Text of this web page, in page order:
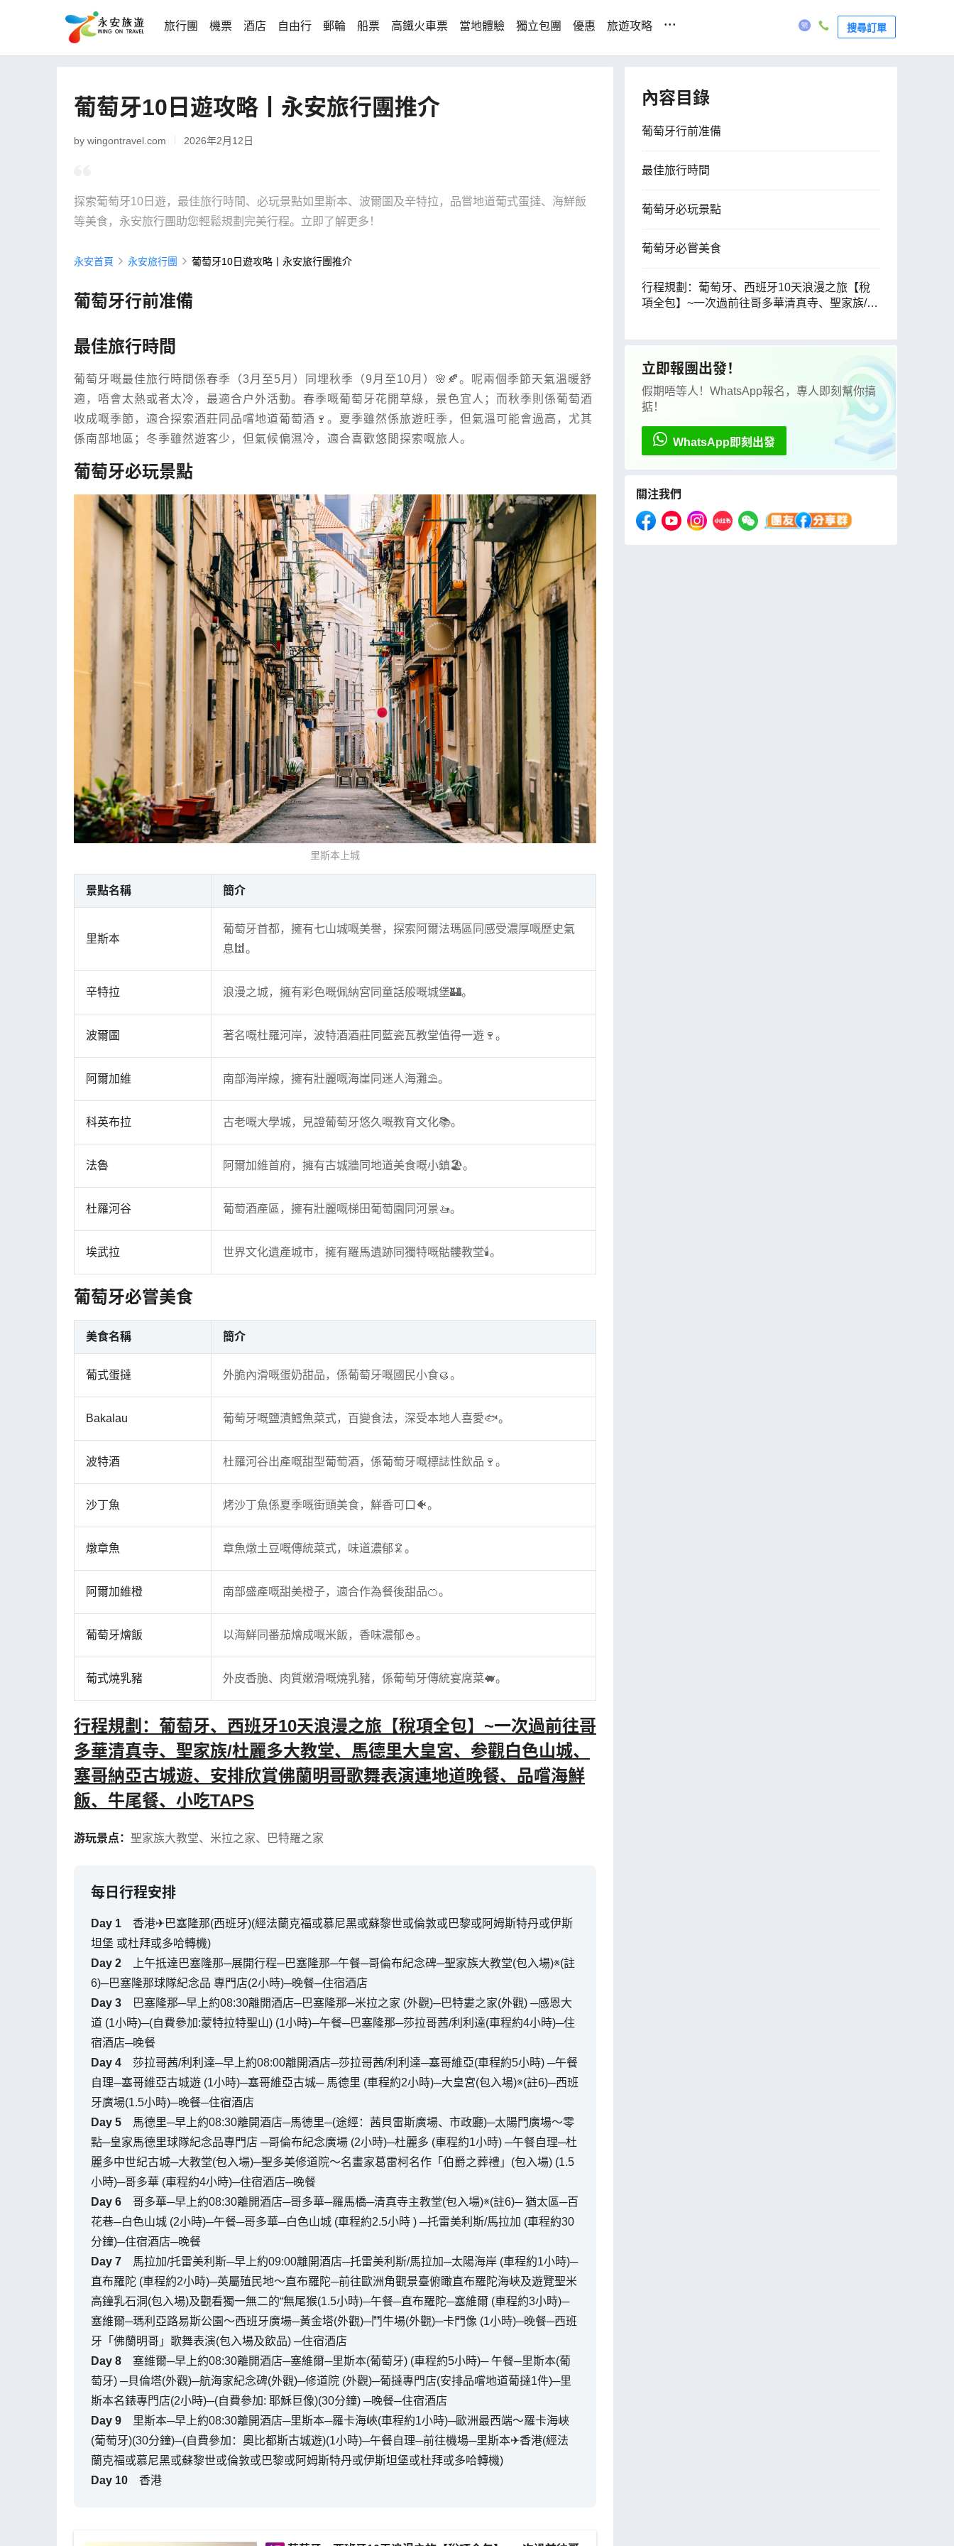
旅行團 機票 酒店 自由行 郵輪 船票 高鐵火車票 當地體驗 獨立包團 優惠 旅遊攻略 ... 搜尋訂單
葡萄牙10日遊攻略丨永安旅行團推介
by wingontravel.com 2026年2月12日
探索葡萄牙10日遊，最佳旅行時間、必玩景點如里斯本、波爾圖及辛特拉，品嘗地道葡式蛋撻、海鮮飯
等美食，永安旅行團助您輕鬆規劃完美行程。立即了解更多！
永安首頁 永安旅行團 葡萄牙10日遊攻略丨永安旅行團推介
葡萄牙行前准備
最佳旅行時間
葡萄牙嘅最佳旅行時間係春季（3月至5月）同埋秋季（9月至10月）🌸🍂。呢兩個季節天氣溫暖舒
適，唔會太熱或者太冷，最適合戶外活動。春季嘅葡萄牙花開草綠，景色宜人；而秋季則係葡萄酒
收成嘅季節，適合探索酒莊同品嚐地道葡萄酒🍷。夏季雖然係旅遊旺季，但氣溫可能會過高，尤其
係南部地區；冬季雖然遊客少，但氣候偏濕冷，適合喜歡悠閒探索嘅旅人。
葡萄牙必玩景點
里斯本上城
景點名稱 簡介
里斯本
葡萄牙首都，擁有七山城嘅美譽，探索阿爾法瑪區同感受濃厚嘅歷史氣
息🕍。
辛特拉 浪漫之城，擁有彩色嘅佩納宮同童話般嘅城堡🏰。
波爾圖 著名嘅杜羅河岸，波特酒酒莊同藍瓷瓦教堂值得一遊🍷。
阿爾加維 南部海岸線，擁有壯麗嘅海崖同迷人海灘⛱️。
科英布拉 古老嘅大學城，見證葡萄牙悠久嘅教育文化📚。
法魯 阿爾加維首府，擁有古城牆同地道美食嘅小鎮🏖️。
杜羅河谷 葡萄酒產區，擁有壯麗嘅梯田葡萄園同河景🚤。
埃武拉 世界文化遺產城市，擁有羅馬遺跡同獨特嘅骷髏教堂🕯️。
葡萄牙必嘗美食
美食名稱 簡介
葡式蛋撻 外脆內滑嘅蛋奶甜品，係葡萄牙嘅國民小食🥮。
Bakalau 葡萄牙嘅鹽漬鱈魚菜式，百變食法，深受本地人喜愛🐟。
波特酒 杜羅河谷出產嘅甜型葡萄酒，係葡萄牙嘅標誌性飲品🍷。
沙丁魚 烤沙丁魚係夏季嘅街頭美食，鮮香可口🐠。
燉章魚 章魚燉土豆嘅傳統菜式，味道濃郁🦑。
阿爾加維橙 南部盛產嘅甜美橙子，適合作為餐後甜品🍊。
葡萄牙燴飯 以海鮮同番茄燴成嘅米飯，香味濃郁🍚。
葡式燒乳豬 外皮香脆、肉質嫩滑嘅燒乳豬，係葡萄牙傳統宴席菜🐖。
行程規劃：葡萄牙、西班牙10天浪漫之旅【稅項全包】~一次過前往哥
多華清真寺、聖家族/杜麗多大教堂、馬德里大皇宮、参觀白色山城、
塞哥納亞古城遊、安排欣賞佛蘭明哥歌舞表演連地道晚餐、品嚐海鮮
飯、牛尾餐、小吃TAPS
游玩景点： 聖家族大教堂、 米拉之家、 巴特羅之家
每日行程安排
Day 1
香港✈巴塞隆那(西班牙)(經法蘭克福或慕尼黑或蘇黎世或倫敦或巴黎或阿姆斯特丹或伊斯
坦堡 或杜拜或多哈轉機)
Day 2
上午抵達巴塞隆那─展開行程─巴塞隆那─午餐─哥倫布紀念碑─聖家族大教堂(包入場)※(註
6)─巴塞隆那球隊紀念品 專門店(2小時)─晚餐─住宿酒店
Day 3
巴塞隆那─早上約08:30離開酒店─巴塞隆那─米拉之家 (外觀)─巴特婁之家(外觀) ─感恩大
道 (1小時)─(自費參加:蒙特拉特聖山) (1小時)─午餐─巴塞隆那─莎拉哥茜/利利達(車程約4小時)─住
宿酒店─晚餐
Day 4
莎拉哥茜/利利達─早上約08:00離開酒店─莎拉哥茜/利利達─塞哥維亞(車程約5小時) ─午餐
自理─塞哥維亞古城遊 (1小時)─塞哥維亞古城─ 馬德里 (車程約2小時)─大皇宮(包入場)※(註6)─西班
牙廣場(1.5小時)─晚餐─住宿酒店
Day 5
馬德里─早上約08:30離開酒店─馬德里─(途經：茜貝雷斯廣場、市政廳)─太陽門廣場～零
點─皇家馬德里球隊紀念品專門店 ─哥倫布紀念廣場 (2小時)─杜麗多 (車程約1小時) ─午餐自理─杜
麗多中世紀古城─大教堂(包入場)─聖多美修道院～名畫家葛雷柯名作「伯爵之葬禮」(包入場) (1.5
小時)─哥多華 (車程約4小時)─住宿酒店─晚餐
Day 6
哥多華─早上約08:30離開酒店─哥多華─羅馬橋─清真寺主教堂(包入場)※(註6)─ 猶太區─百
花巷─白色山城 (2小時)─午餐─哥多華─白色山城 (車程約2.5小時 ) ─托雷美利斯/馬拉加 (車程約30
分鐘)─住宿酒店─晚餐
Day 7
馬拉加/托雷美利斯─早上約09:00離開酒店─托雷美利斯/馬拉加─太陽海岸 (車程約1小時)─
直布羅陀 (車程約2小時)─英屬殖民地～直布羅陀─前往歐洲角觀景臺俯瞰直布羅陀海峽及遊覽聖米
高鐘乳石洞(包入場)及觀看獨一無二的“無尾猴(1.5小時)─午餐─直布羅陀─塞維爾 (車程約3小時)─
塞維爾─瑪利亞路易斯公園～西班牙廣場─黃金塔(外觀)─鬥牛場(外觀)─卡門像 (1小時)─晚餐─西班
牙「佛蘭明哥」歌舞表演(包入場及飲品) ─住宿酒店
Day 8
塞維爾─早上約08:30離開酒店─塞維爾─里斯本(葡萄牙) (車程約5小時)─ 午餐─里斯本(葡
萄牙) ─貝倫塔(外觀)─航海家紀念碑(外觀)─修道院 (外觀)─葡撻專門店(安排品嚐地道葡撻1件)─里
斯本名錶專門店(2小時)─(自費參加: 耶穌巨像)(30分鐘) ─晚餐─住宿酒店
Day 9
里斯本─早上約08:30離開酒店─里斯本─羅卡海峽(車程約1小時)─歐洲最西端～羅卡海峽
(葡萄牙)(30分鐘)─(自費參加：奧比都斯古城遊)(1小時)─午餐自理─前往機場─里斯本✈香港(經法
蘭克福或慕尼黑或蘇黎世或倫敦或巴黎或阿姆斯特丹或伊斯坦堡或杜拜或多哈轉機)
Day 10 香港
內容目錄
葡萄牙行前准備
最佳旅行時間
葡萄牙必玩景點
葡萄牙必嘗美食
行程規劃：葡萄牙、西班牙10天浪漫之旅【稅
項全包】~一次過前往哥多華清真寺、聖家族/杜
立即報團出發！
假期唔等人！WhatsApp報名，專人即刻幫你搞
掂！
WhatsApp即刻出發
關注我們